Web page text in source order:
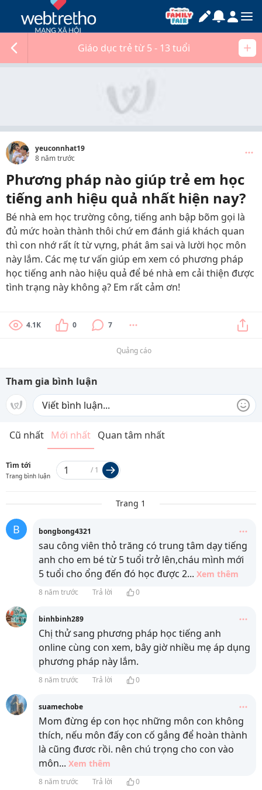
Giáo dục trẻ từ 5 - 13 tuổi
yeuconnhat19
8 năm trước
Phương pháp nào giúp trẻ em học
tiếng anh hiệu quả nhất hiện nay?
Bé nhà em học trường công, tiếng anh bập bõm gọi là
đủ mức hoàn thành thôi chứ em đánh giá khách quan
thì con nhớ rất ít từ vựng, phát âm sai và lười học môn
này lắm. Các mẹ tư vấn giúp em xem có phương pháp
học tiếng anh nào hiệu quả để bé nhà em cải thiện được
tình trạng này không ạ? Em rất cảm ơn!
4.1K 0 7
Quảng cáo
Tham gia bình luận
Cũ nhất Mới nhất Quan tâm nhất
Tìm tới
Trang bình luận
/ 1
Trang 1
B bongbong4321
sau công viên thỏ trăng có trung tâm dạy tiếng
anh cho em bé từ 5 tuổi trở lên,cháu mình mới
5 tuổi cho ổng đến đó học được 2... Xem thêm
8 năm trước Trả lời 0
binhbinh289
Chị thử sang phương pháp học tiếng anh
online cùng con xem, bây giờ nhiều mẹ áp dụng
phương pháp này lắm.
8 năm trước Trả lời 0
suamechobe
Mom đừng ép con học những môn con không
thích, nếu môn đấy con cố gắng để hoàn thành
là cũng đươc rồi. nên chú trọng cho con vào
môn... Xem thêm
8 năm trước Trả lời 0